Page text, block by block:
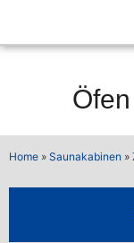
Öfen
Home » Saunakabinen »